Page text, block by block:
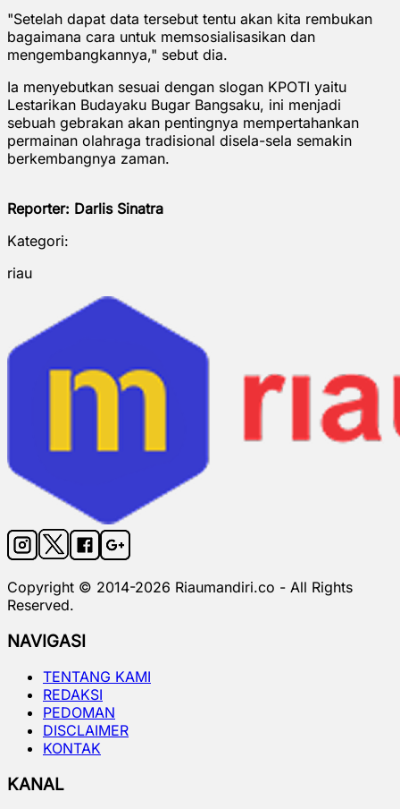
"Setelah dapat data tersebut tentu akan kita rembukan
bagaimana cara untuk memsosialisasikan dan
mengembangkannya," sebut dia.
Ia menyebutkan sesuai dengan slogan KPOTI yaitu
Lestarikan Budayaku Bugar Bangsaku, ini menjadi
sebuah gebrakan akan pentingnya mempertahankan
permainan olahraga tradisional disela-sela semakin
berkembangnya zaman.
Reporter: Darlis Sinatra
Kategori:
riau
Copyright © 2014-2026 Riaumandiri.co - All Rights
Reserved.
NAVIGASI
TENTANG KAMI
REDAKSI
PEDOMAN
DISCLAIMER
KONTAK
KANAL